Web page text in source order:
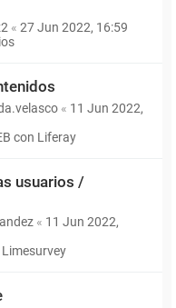
« 27 Jun 2022, 16:59
« 11 Jun 2022,
con Liferay
usuarios /
« 11 Jun 2022,